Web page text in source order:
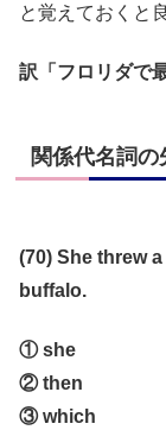
と覚えておくと
訳「フロリダで
関係代名詞の
(70) She threw
buffalo.
① she
② then
③ which